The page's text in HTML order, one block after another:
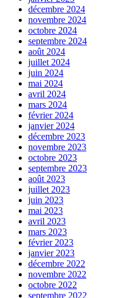
décembre 2024
novembre 2024
octobre 2024
septembre 2024
août 2024
juillet 2024
juin 2024
mai 2024
avril 2024
mars 2024
février 2024
janvier 2024
décembre 2023
novembre 2023
octobre 2023
septembre 2023
août 2023
juillet 2023
juin 2023
mai 2023
avril 2023
mars 2023
février 2023
janvier 2023
décembre 2022
novembre 2022
octobre 2022
septembre 2022